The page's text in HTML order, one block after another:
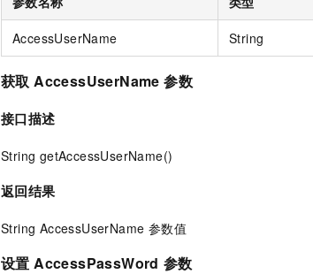
AccessUserName String
获取 AccessUserName 参数
接口描述
String getAccessUserName()
返回结果
String AccessUserName 参数值
设置 AccessPassWord 参数